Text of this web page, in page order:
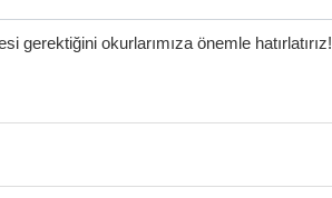
okurlarımıza önemle hatırlatırız!